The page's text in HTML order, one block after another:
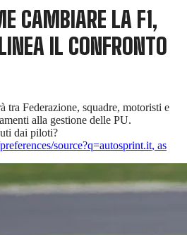
CAMBIARE LA F1,
IL CONFRONTO
tra Federazione, squadre, motoristi e
alla gestione delle PU.
dai piloti?
source?q=autosprint.it, as